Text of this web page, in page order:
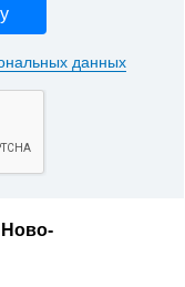
данных
Ново-